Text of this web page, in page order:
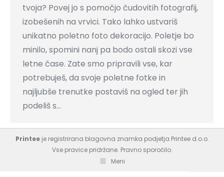
tvoja? Povej jo s pomočjo čudovitih fotografij,
izobešenih na vrvici. Tako lahko ustvariš
unikatno poletno foto dekoracijo. Poletje bo
minilo, spomini nanj pa bodo ostali skozi vse
letne čase. Zate smo pripravili vse, kar
potrebuješ, da svoje poletne fotke in
najljubše trenutke postaviš na ogled ter jih
podeliš s…
Printeeje registrirana blagovna znamka podjetja Printee d.o.o.
Vse pravice pridržane. Pravno sporočilo.
Meni